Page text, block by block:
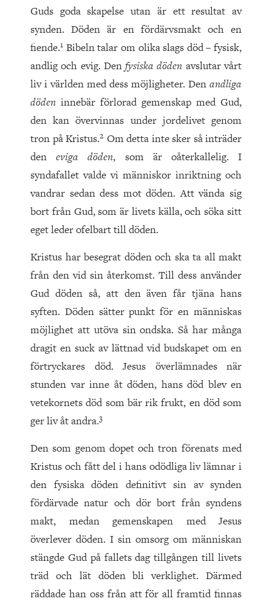
Guds goda skapelse utan är ett resultat av
synden. Döden är en fördärvsmakt och en
fiende.1 Bibeln talar om olika slags död – fysisk,
andlig och evig. Denfysiska döden avslutar vårt
liv i världen med dess möjligheter. Den andliga
döden innebär förlorad gemenskap med Gud,
den kan övervinnas under jordelivet genom
tron på Kristus.2 Om detta inte sker så inträder
deneviga döden, som är oåterkallelig. I
syndafallet valde vi människor inriktning och
vandrar sedan dess mot döden. Att vända sig
bort från Gud, som är livets källa, och söka sitt
eget leder ofelbart till döden.
Kristus har besegrat döden och ska ta all makt
från den vid sin återkomst. Till dess använder
Gud döden så, att den även får tjäna hans
syften. Döden sätter punkt för en människas
möjlighet att utöva sin ondska. Så har många
dragit en suck av lättnad vid budskapet om en
förtryckares död. Jesus överlämnades när
stunden var inne åt döden, hans död blev en
vetekornets död som bär rik frukt, en död som
ger liv åt andra.3
Den som genom dopet och tron förenats med
Kristus och fått del i hans odödliga liv lämnar i
den fysiska döden definitivt sin av synden
fördärvade natur och dör bort från syndens
makt, medan gemenskapen med Jesus
överlever döden. I sin omsorg om människan
stängde Gud på fallets dag tillgången till livets
träd och lät döden bli verklighet. Därmed
räddade han oss från att för all framtid finnas